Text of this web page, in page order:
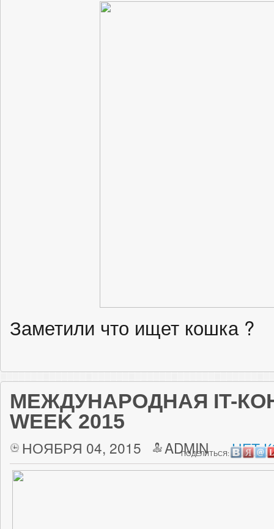
Заметили что ищет кошка ?
МЕЖДУНАРОДНАЯ IT-
WEEK 2015
НОЯБРЯ 04, 2015 ADMIN НЕТ
ПОДЕЛИТЬСЯ: